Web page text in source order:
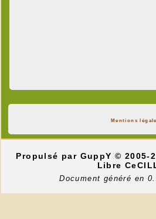
Mentions
Propulsé par GuppY© 2005-
Libre
Document généré en